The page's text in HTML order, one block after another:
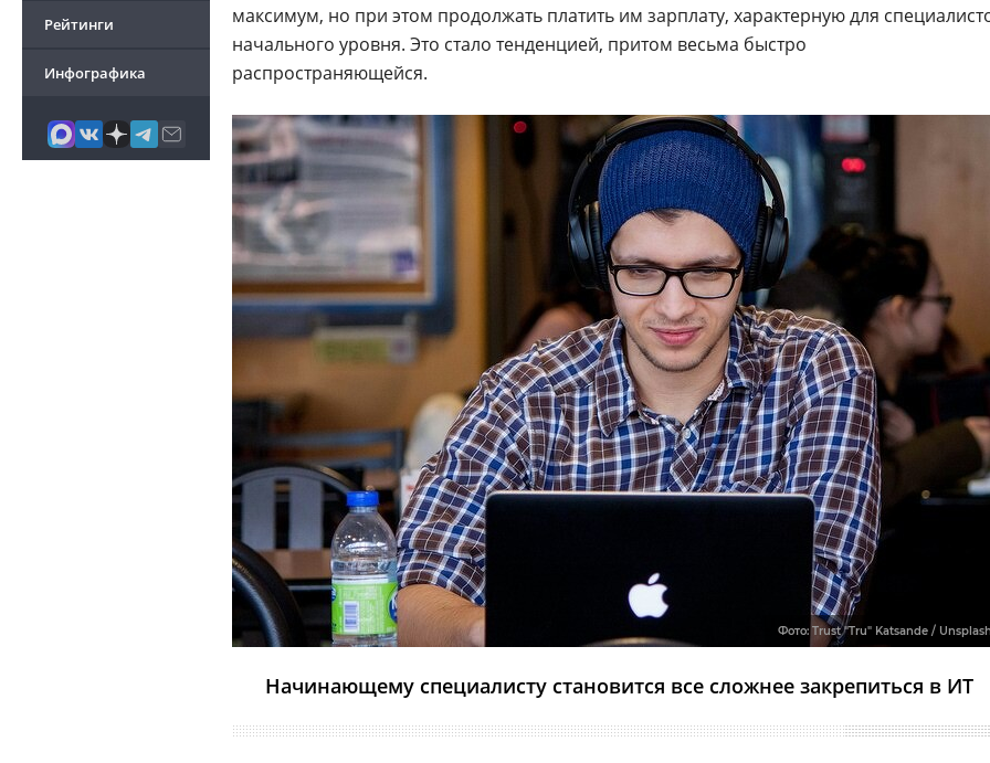
Рейтинги
Инфографика
максимум, но при этом продолжать платить им зарплату, характерную для
начального уровня. Это стало тенденцией, притом весьма быстро
распространяющейся.
Фото: Trust "Tru" Katsande /
Начинающему специалисту становится все сложнее закрепиться в ИТ